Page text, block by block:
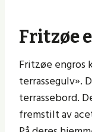
Fritzøe
Fritzøe engros
terrassegulv».
terrassebord.
fremstilt av